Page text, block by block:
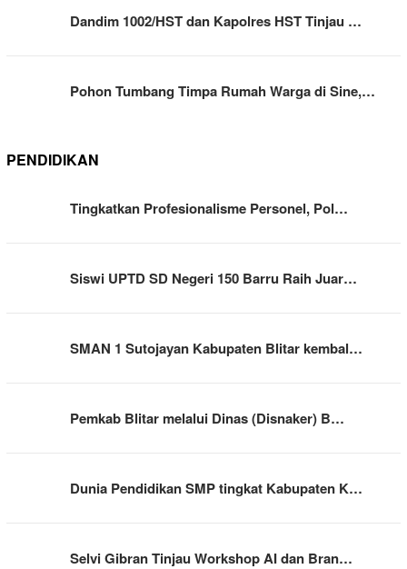
Dandim 1002/HST dan Kapolres HST Tinjau …
Pohon Tumbang Timpa Rumah Warga di Sine,…
PENDIDIKAN
Tingkatkan Profesionalisme Personel, Pol…
Siswi UPTD SD Negeri 150 Barru Raih Juar…
SMAN 1 Sutojayan Kabupaten Blitar kembal…
Pemkab Blitar melalui Dinas (Disnaker) B…
Dunia Pendidikan SMP tingkat Kabupaten K…
Selvi Gibran Tinjau Workshop AI dan Bran…